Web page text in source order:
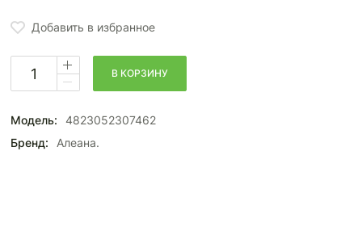
Добавить в избранное
В КОРЗИНУ
Модель:
4823052307462
Бренд:
Алеана.